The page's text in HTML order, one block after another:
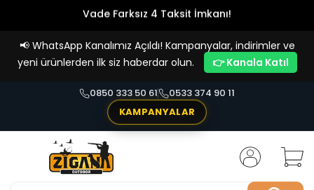
Vade Farksız 4 Taksit İmkanı!
📢 WhatsApp Kanalımız Açıldı! Kampanyalar, indirimler ve
yeni ürünlerden ilk siz haberdar olun.
👉 Kanala Katıl
0850 333 50 61
0533 374 90 11
KAMPANYALAR